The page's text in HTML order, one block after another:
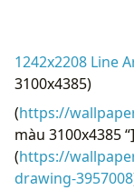
1242x2208 Line
3100x4385)
(https://
màu 3100x4385 “]
(https://
drawing-3957008